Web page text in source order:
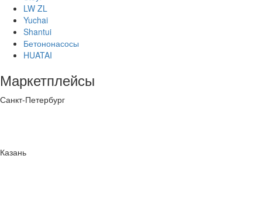
LW ZL
Yuchai
Shantui
Бетононасосы
HUATAI
Маркетплейсы
Санкт-Петербург
Казань